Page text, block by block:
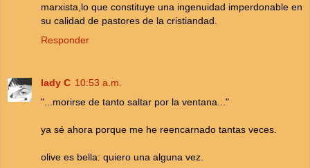
marxista,lo que constituye una ingenuidad imperdonable en
su calidad de pastores de la cristiandad.
Responder
lady C 10:53 a.m.
"...morirse de tanto saltar por la ventana..."
ya sé ahora porque me he reencarnado tantas veces.
olive es bella: quiero una alguna vez.